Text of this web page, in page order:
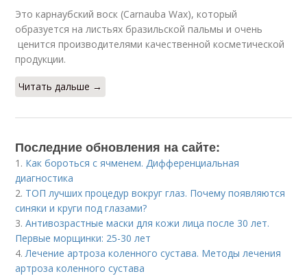
Это карнаубский воск (Carnauba Waх), который
образуется на листьях бразильской пальмы и очень
ценится производителями качественной косметической
продукции.
Читать дальше →
Последние обновления на сайте:
1. Как бороться с ячменем. Дифференциальная
диагностика
2. ТОП лучших процедур вокруг глаз. Почему появляются
синяки и круги под глазами?
3.Антивозрастные маски для кожи лица после 30 лет.
Первые морщинки: 25-30 лет
4.Лечение артроза коленного сустава. Методы лечения
артроза коленного сустава